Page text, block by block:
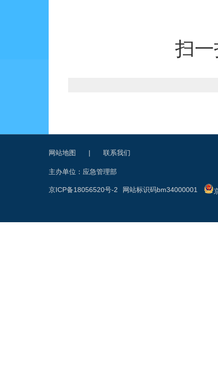
扫
网站地图 | 联系我们
主办单位：应急管理部
网站标识码bm34000001
京ICP备18056520号-2